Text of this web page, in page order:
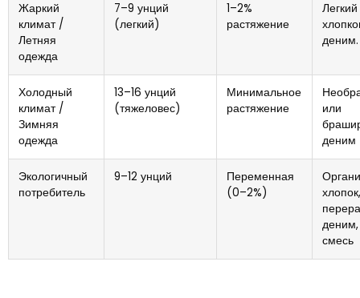
Жаркий
климат /
Летняя
одежда
7–9 унций
(легкий)
1–2%
растяжение
Легкий
деним.
Холодный
климат /
Зимняя
одежда
13–16 унций
(тяжеловес)
Минимальное
растяжение
или
деним
Экологичный
потребитель
9–12 унций
Переменная
(0–2%)
хлопок,
смесь